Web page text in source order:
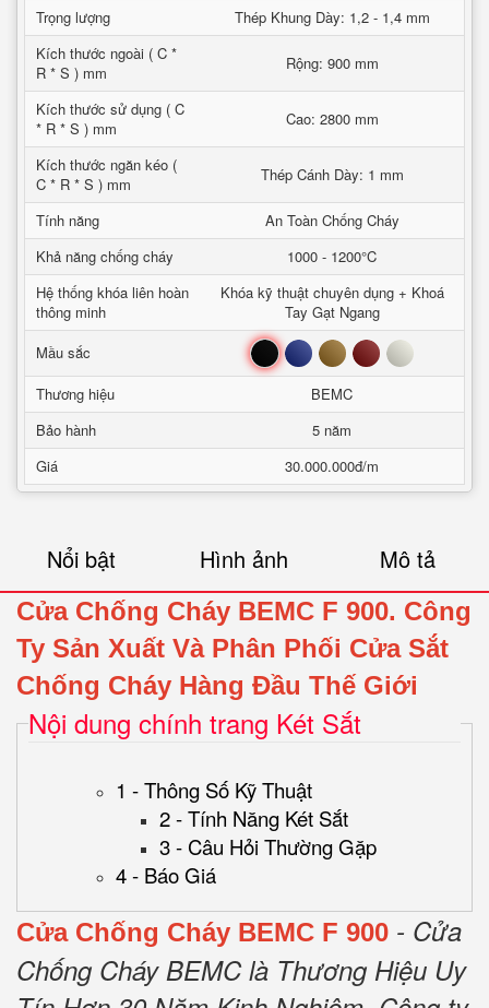
Trọng lượng
Thép Khung Dày: 1,2 - 1,4 mm
Kích thước ngoài ( C *
R * S ) mm
Rộng: 900 mm
Kích thước sử dụng ( C
* R * S ) mm
Cao: 2800 mm
Kích thước ngăn kéo (
C * R * S ) mm
Thép Cánh Dày: 1 mm
Tính năng
An Toàn Chống Cháy
Khả năng chống cháy
1000 - 1200°C
Hệ thống khóa liên hoàn
thông minh
Khóa kỹ thuật chuyên dụng + Khoá
Tay Gạt Ngang
Mầu sắc
Đen Xanh Nâu Đỏ Trắng
Thương hiệu
BEMC
Bảo hành
5 năm
Giá
30.000.000đ/m
Nổi bật Hình ảnh Mô tả
Cửa Chống Cháy BEMC F 900. Công
Ty Sản Xuất Và Phân Phối Cửa Sắt
Chống Cháy Hàng Đầu Thế Giới
Nội dung chính trang Két Sắt
1 - Thông Số Kỹ Thuật
2 - Tính Năng Két Sắt
3 - Câu Hỏi Thường Gặp
4 - Báo Giá
Cửa Chống Cháy BEMC F 900 - Cửa
Chống Cháy BEMC là Thương Hiệu Uy